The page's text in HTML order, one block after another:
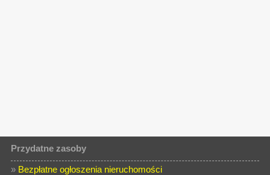
Przydatne zasoby
» Bezpłatne ogłoszenia nieruchomości